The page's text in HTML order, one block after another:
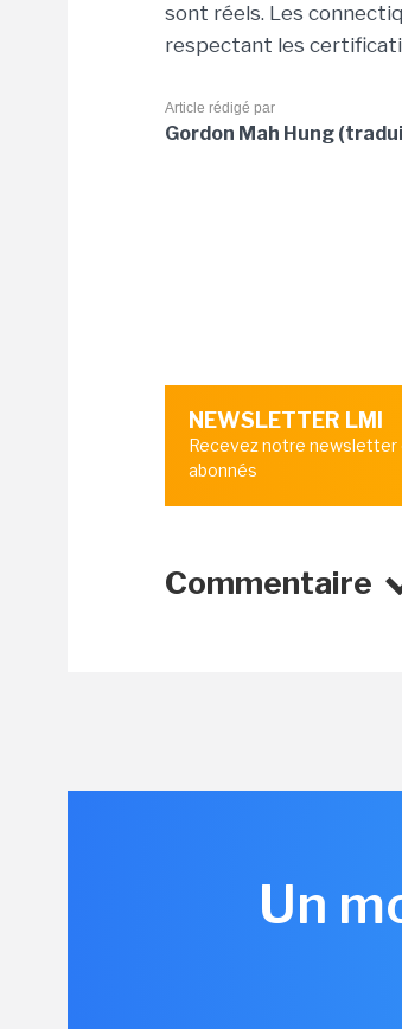
sont réels. Les
respectant les
Article rédigé par
Gordon Mah Hung
NEWSLETTER LMI
Recevez notre
abonnés
Commentaire
Un